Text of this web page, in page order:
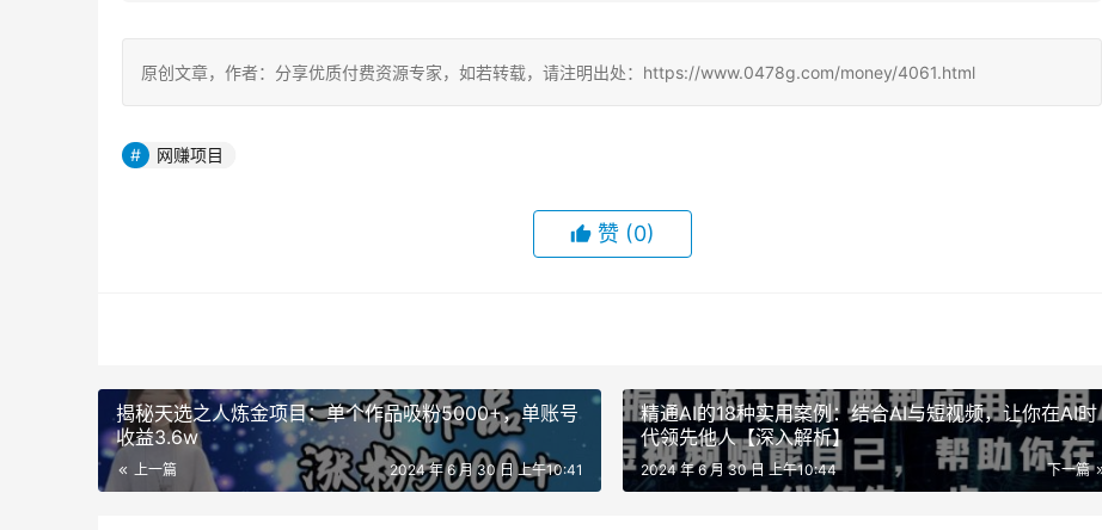
原创文章，作者：分享优质付费资源专家，如若转载，请注明出处：https://www.0478g.com/money/4061.html
网赚项目
赞 (0)
揭秘天选之人炼金项目：单个作品吸粉5000+，单账号
收益3.6w
上一篇 2024 年 6 月 30 日 上午10:41
精通AI的18种实用案例：结合AI与短视频，让你在AI时
代领先他人【深入解析】
下一篇
2024 年 6 月 30 日 上午10:44